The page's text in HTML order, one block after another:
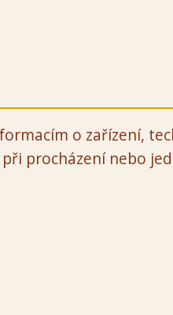
o zařízení,
procházení nebo